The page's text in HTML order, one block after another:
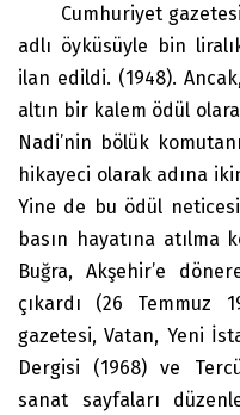
Cumhuriyet
adlı öyküsüyle bin
ilan edildi. (1948).
altın bir kalem ödül
Nadi’nin bölük
hikayeci olarak adına
Yine de bu ödül
basın hayatına atılma
Buğra, Akşehir’e
çıkardı (26 Temmuz
gazetesi, Vatan, Yeni
Dergisi (1968) ve
sanat sayfaları